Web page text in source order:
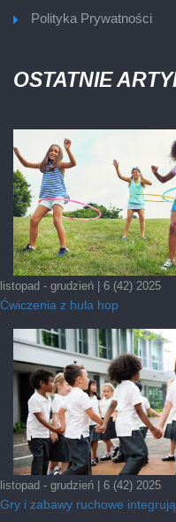
Polityka Prywatności
OSTATNIE
listopad - grudzień | 6 (42) 2025
Ćwiczenia z hula hop
listopad - grudzień | 6 (42) 2025
Gry i zabawy ruchowe